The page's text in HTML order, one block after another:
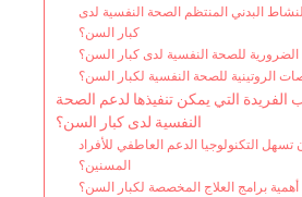
البدني المنتظم الصحة النفسية لدى
كبار السن؟
الضرورية للصحة النفسية لدى كبار السن؟
الروتينية للصحة النفسية لكبار السن؟
الفريدة التي يمكن تنفيذها لدعم الصحة
النفسية لدى كبار السن؟
التكنولوجيا الدعم العاطفي للأفراد
المسنين؟
برامج العلاج المخصصة لكبار السن؟